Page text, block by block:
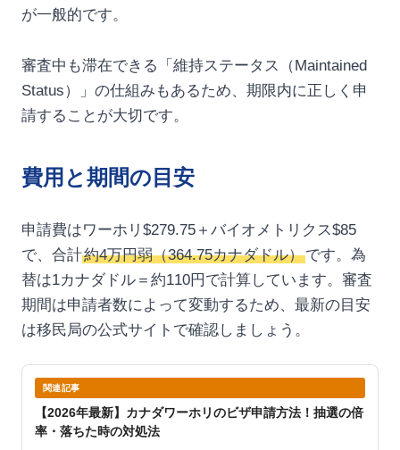
が一般的です。
審査中も滞在できる「維持ステータス（Maintained
Status）」の仕組みもあるため、期限内に正しく申
請することが大切です。
費用と期間の目安
申請費はワーホリ$279.75＋バイオメトリクス$85
で、合計約4万円弱（364.75カナダドル）です。為
替は1カナダドル＝約110円で計算しています。審査
期間は申請者数によって変動するため、最新の目安
は移民局の公式サイトで確認しましょう。
関連記事
【2026年最新】カナダワーホリのビザ申請方法！抽選の倍
率・落ちた時の対処法